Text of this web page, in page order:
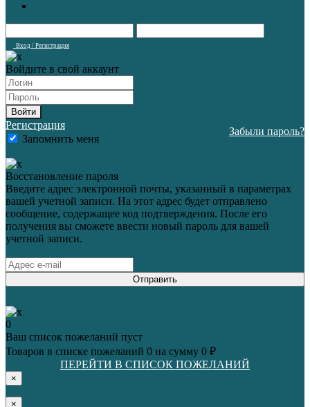
Вход / Регистрация
Войдите в свой аккаунт
Войти
Регистрация
Запомнить меня
Забыли пароль?
Восстановление пароля
Введите адрес электронной почты, указанный в параметрах
вашей учетной записи. На этот адрес будет отправлено
сообщение, содержащее код подтверждения. После его
получения вы сможете ввести новый пароль для вашей
учетной записи.
Отправить
0
Ваш список пожеланий пуст
Товаров в списке пожеланий 0 на сумму 0 ₽
ПЕРЕЙТИ В СПИСОК ПОЖЕЛАНИЙ
×
×